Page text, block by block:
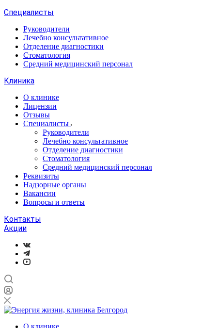
Специалисты
Руководители
Лечебно консультативное
Отделение диагностики
Стоматология
Средний медицинский персонал
Клиника
О клинике
Лицензии
Отзывы
Специалисты
Руководители
Лечебно консультативное
Отделение диагностики
Стоматология
Средний медицинский персонал
Реквизиты
Надзорные органы
Вакансии
Вопросы и ответы
Контакты
Акции
О клинике